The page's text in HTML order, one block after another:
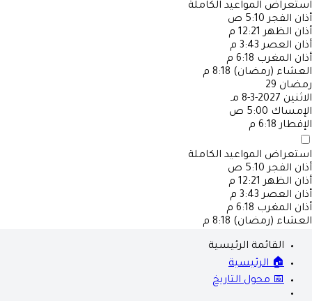
استعراض المواعيد الكاملة
أذان الفجر 5:10 ص
أذان الظهر 12:21 م
أذان العصر 3:43 م
أذان المغرب 6:18 م
العشاء (رمضان) 8:18 م
رمضان 29
الاثنين 2027-3-8 مـ
الإمساك 5:00 ص
الإفطار 6:18 م
استعراض المواعيد الكاملة
أذان الفجر 5:10 ص
أذان الظهر 12:21 م
أذان العصر 3:43 م
أذان المغرب 6:18 م
العشاء (رمضان) 8:18 م
القائمة الرئيسية
🏠 الرئيسية
📅 محول التاريخ